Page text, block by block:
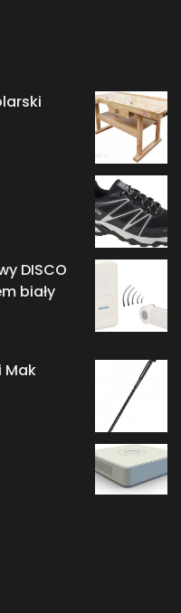
DISCO
biały
Mak